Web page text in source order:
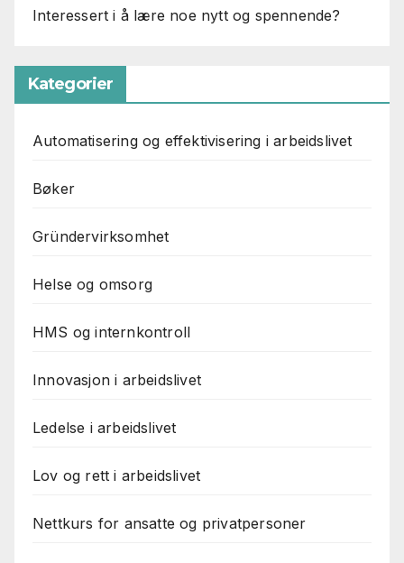
Interessert i å lære noe nytt og spennende?
Kategorier
Automatisering og effektivisering i arbeidslivet
Bøker
Gründervirksomhet
Helse og omsorg
HMS og internkontroll
Innovasjon i arbeidslivet
Ledelse i arbeidslivet
Lov og rett i arbeidslivet
Nettkurs for ansatte og privatpersoner